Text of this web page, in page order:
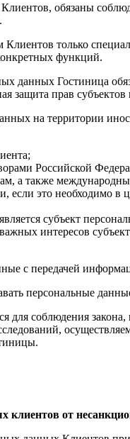
обязаны
только
функций.
данных Гостиница
защита прав
на территории
Российской
а также
это необходимо в
субъект
интересов
с передачей
персональные
для соблюдения
от